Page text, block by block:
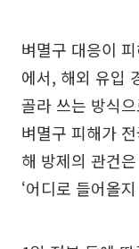
벼멸구 대응이
에서, 해외 유입
골라 쓰는 방식
벼멸구 피해가
해 방제의 관건
‘어디로 들어올